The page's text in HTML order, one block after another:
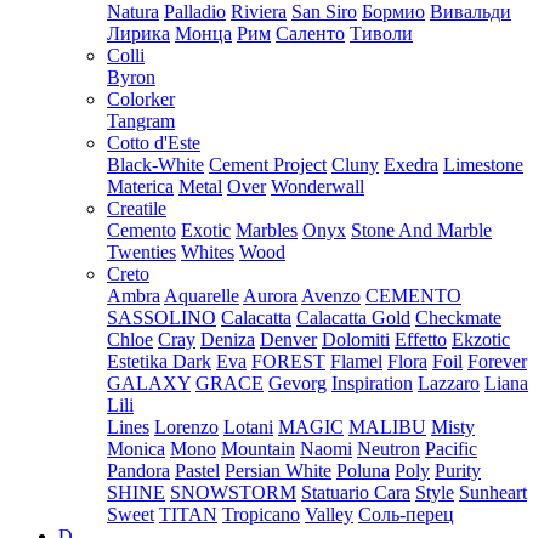
Natura Palladio Riviera San Siro Бормио Вивальди
Лирика Монца Рим Саленто Тиволи
Colli
Byron
Colorker
Tangram
Cotto d'Este
Black-White Cement Project Cluny Exedra Limestone
Materica Metal Over Wonderwall
Creatile
Cemento Exotic Marbles Onyx Stone And Marble
Twenties Whites Wood
Creto
Ambra Aquarelle Aurora Avenzo CEMENTO
SASSOLINO Calacatta Calacatta Gold Checkmate
Chloe Cray Deniza Denver Dolomiti Effetto Ekzotic
Estetika Dark Eva FOREST Flamel Flora Foil Forever
GALAXY GRACE Gevorg Inspiration Lazzaro Liana
Lili
Lines Lorenzo Lotani MAGIC MALIBU Misty
Monica Mono Mountain Naomi Neutron Pacific
Pandora Pastel Persian White Poluna Poly Purity
SHINE SNOWSTORM Statuario Cara Style Sunheart
Sweet TITAN Tropicano Valley Соль-перец